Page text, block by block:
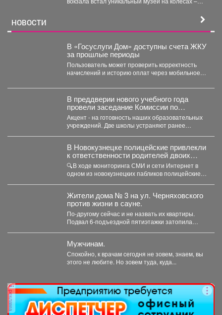
НОВОСТИ
В «Госуслуги Дом» доступны счета ЖКУ
за прошлые периоды
Пользователь может проверить корректность
начислений и историю оплат через мобильное
В преддверии нового учебного года
провели заседание Комиссии по
чрезвычайным ситуациям и пожарной
безопасности.
Акцент - на готовность наших образовательных
учреждений. Две школы устраняют ранее
В Новокузнецке полицейские привлекли
к ответственности родителей двоих
зацеперов
🔍В ходе мониторинга СМИ и сети Интернет в
одном из новокузнецких пабликов полицейские
Жители дома № 3 на ул. Черняховского
против жизни в сауне.
По-другому сейчас и не назвать их квартиры.
Подвал 6-подъездной пятиэтажки затопила
Мужчинам.
Спокойно, к врачам сегодня не зовем, знаем, вы
этого не любите. Но зовем туда, куда...
реклама